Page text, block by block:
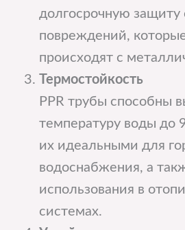
долгосрочную защиту
повреждений,
происходят с
Термостойкость
PPR трубы способны
температуру воды до
их идеальными для
водоснабжения, а
использования в
системах.